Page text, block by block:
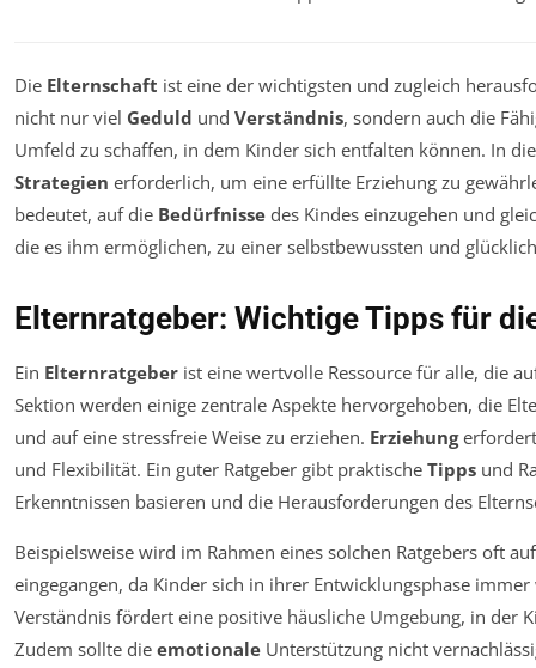
Die Elternschaft ist eine der wichtigsten und zugleich
nicht nur viel Geduld und Verständnis, sondern auch die
Umfeld zu schaffen, in dem Kinder sich entfalten können. In
Strategien erforderlich, um eine erfüllte Erziehung zu
bedeutet, auf die Bedürfnisse des Kindes einzugehen und
die es ihm ermöglichen, zu einer selbstbewussten und
Elternratgeber: Wichtige Tipps für
Ein Elternratgeber ist eine wertvolle Ressource für alle, die
Sektion werden einige zentrale Aspekte hervorgehoben, die
und auf eine stressfreie Weise zu erziehen. Erziehungerfordert
und Flexibilität. Ein guter Ratgeber gibt praktische Tipps und
Erkenntnissen basieren und die Herausforderungen des
Beispielsweise wird im Rahmen eines solchen Ratgebers oft
eingegangen, da Kinder sich in ihrer Entwicklungsphase
Verständnis fördert eine positive häusliche Umgebung, in der
Zudem sollte die emotionale Unterstützung nicht